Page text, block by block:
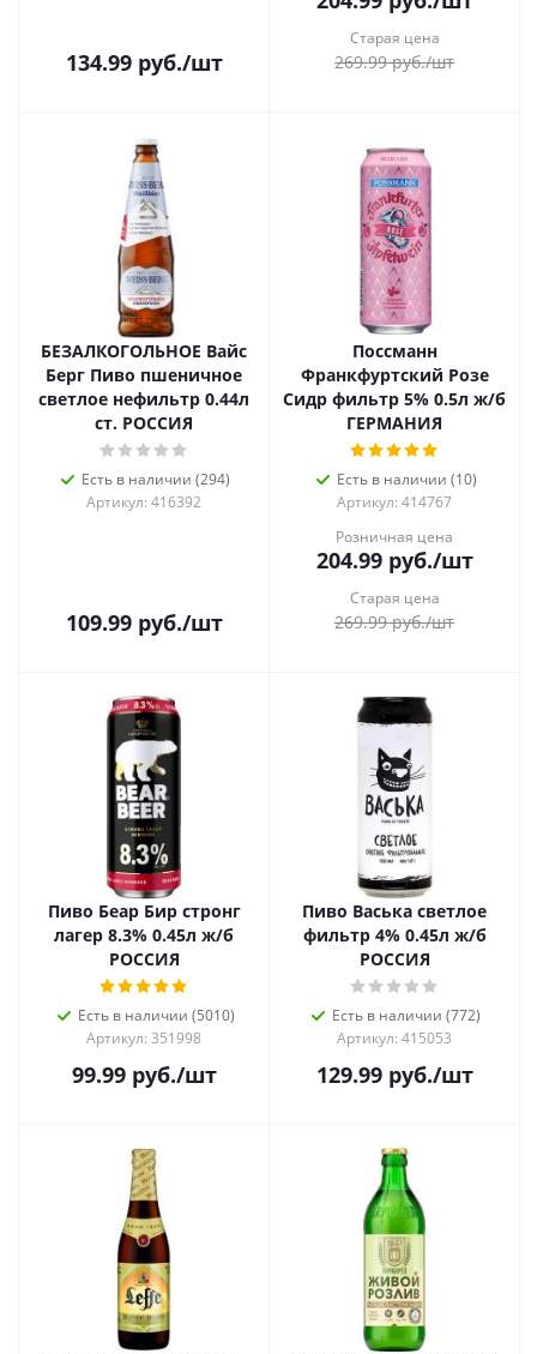
134.99руб./шт
Старая цена
269.99руб./шт
БЕЗАЛКОГОЛЬНОЕ Вайс
Берг Пиво пшеничное
светлое нефильтр 0.44л
ст. РОССИЯ
Есть в наличии (294)
Артикул: 416392
109.99руб./шт
Поссманн
Франкфуртский Розе
Сидр фильтр 5% 0.5л ж/б
ГЕРМАНИЯ
Есть в наличии (10)
Артикул: 414767
Розничная цена
204.99руб./шт
Старая цена
269.99руб./шт
Пиво Беар Бир стронг
лагер 8.3% 0.45л ж/б
РОССИЯ
Есть в наличии (5010)
Артикул: 351998
99.99руб./шт
Пиво Васька светлое
фильтр 4% 0.45л ж/б
РОССИЯ
Есть в наличии (772)
Артикул: 415053
129.99руб./шт